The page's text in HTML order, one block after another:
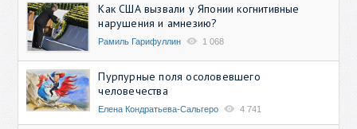
Как США вызвали у Японии когнитивные
нарушения и амнезию?
Рамиль Гарифуллин 1 068
Пурпурные поля осоловевшего
человечества
Елена Кондратьева-Сальгеро 4 741